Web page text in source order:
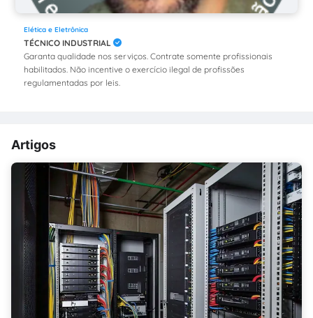
Elética e Eletrônica
TÉCNICO INDUSTRIAL
Garanta qualidade nos serviços. Contrate somente profissionais
habilitados. Não incentive o exercício ilegal de profissões
regulamentadas por leis.
Artigos